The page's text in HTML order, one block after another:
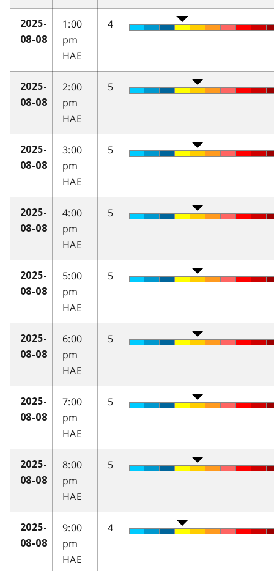
2025-
08-08
1:00
pm
HAE
4
2025-
08-08
2:00
pm
HAE
5
2025-
08-08
3:00
pm
HAE
5
2025-
08-08
4:00
pm
HAE
5
2025-
08-08
5:00
pm
HAE
5
2025-
08-08
6:00
pm
HAE
5
2025-
08-08
7:00
pm
HAE
5
2025-
08-08
8:00
pm
HAE
5
2025-
08-08
9:00
pm
HAE
4